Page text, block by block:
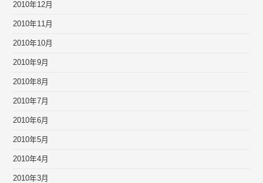
2010年12月
2010年11月
2010年10月
2010年9月
2010年8月
2010年7月
2010年6月
2010年5月
2010年4月
2010年3月